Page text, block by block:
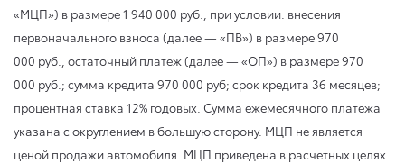
«МЦП») в размере 1 940 000 руб., при условии: внесения
первоначального взноса (далее — «ПВ») в размере 970
000 руб., остаточный платеж (далее — «ОП») в размере 970
000 руб.; сумма кредита 970 000 руб; срок кредита 36 месяцев;
процентная ставка 12% годовых. Сумма ежемесячного платежа
указана с округлением в большую сторону. МЦП не является
ценой продажи автомобиля. МЦП приведена в расчетных целях.